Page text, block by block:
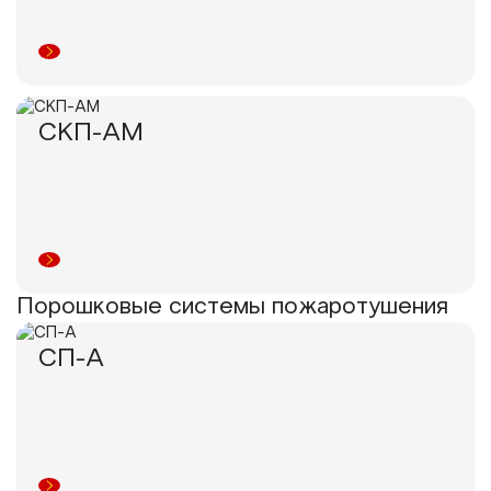
СКП-АМ
Порошковые системы пожаротушения
СП-А